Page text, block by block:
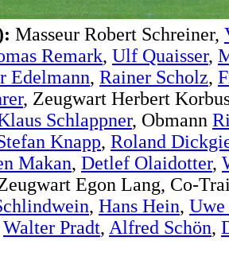
Masseur Robert Schreiner,
Remark, Ulf Quaisser,
Edelmann, Rainer Scholz,
, Zeugwart Herbert
Schlappner, Obmann
Knapp, Roland
Makan, Detlef Olaidotter,
Egon Lang, Co-
, Hans Hein,
Walter Pradt, Alfred Schön,